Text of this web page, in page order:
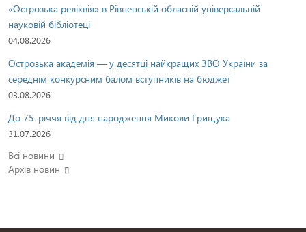
«Острозька реліквія» в Рівненській обласній універсальній
науковій бібліотеці
04.08.2026
Острозька академія — у десятці найкращих ЗВО України за
середнім конкурсним балом вступників на бюджет
03.08.2026
До 75-річчя від дня народження Миколи Грищука
31.07.2026
Всі новини
Архів новин